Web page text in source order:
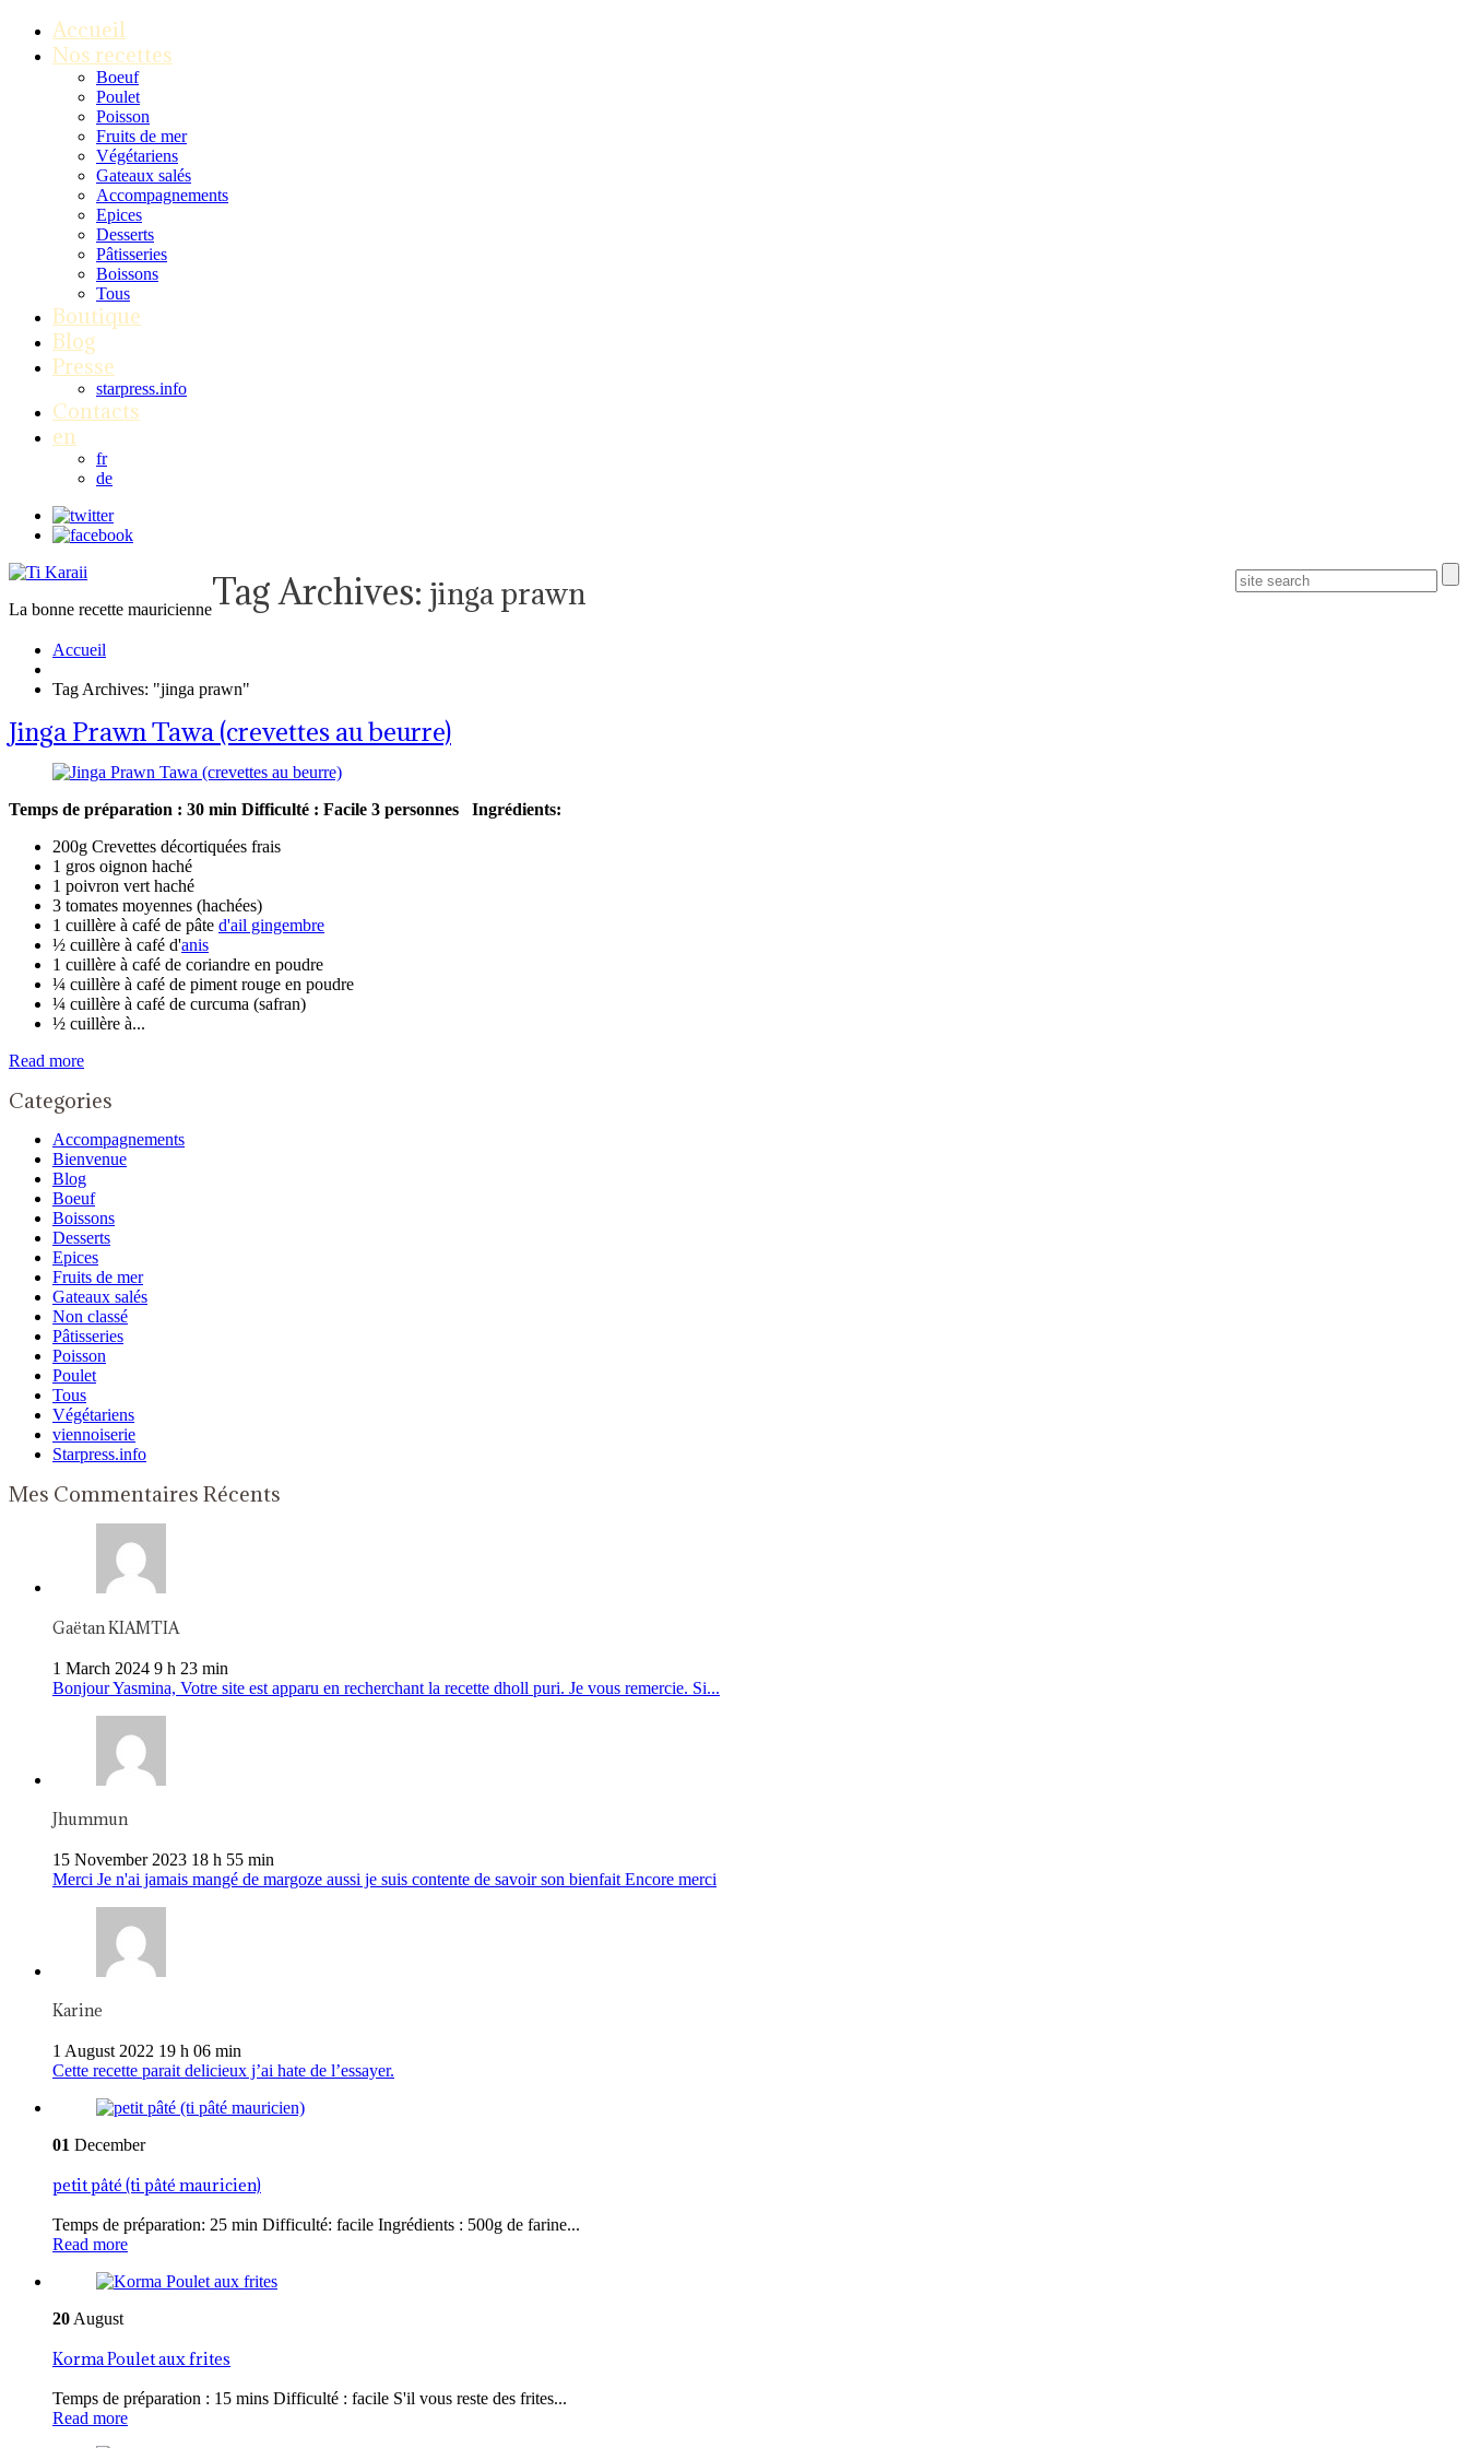
Accueil
Nos recettes
Boeuf
Poulet
Poisson
Fruits de mer
Végétariens
Gateaux salés
Accompagnements
Epices
Desserts
Pâtisseries
Boissons
Tous
Boutique
Blog
Presse
starpress.info
Contacts
en
fr
de
La bonne recette mauricienneTag Archives: jinga prawn
Accueil
Tag Archives: "jinga prawn"
Jinga Prawn Tawa (crevettes au beurre)
Temps de préparation : 30 min Difficulté : Facile 3 personnes
Ingrédients:
200g Crevettes décortiquées frais
1 gros oignon haché
1 poivron vert haché
3 tomates moyennes (hachées)
1 cuillère à café de pâte d'ail gingembre
½ cuillère à café d'anis
1 cuillère à café de coriandre en poudre
¼ cuillère à café de piment rouge en poudre
¼ cuillère à café de curcuma (safran)
½ cuillère à...
Read more
Categories
Accompagnements
Bienvenue
Blog
Boeuf
Boissons
Desserts
Epices
Fruits de mer
Gateaux salés
Non classé
Pâtisseries
Poisson
Poulet
Tous
Végétariens
viennoiserie
Starpress.info
Mes Commentaires Récents
Gaëtan KIAMTIA
1 March 2024 9 h 23 min
Bonjour Yasmina, Votre site est apparu en recherchant la recette dholl puri. Je vous remercie. Si...
Jhummun
15 November 2023 18 h 55 min
Merci Je n'ai jamais mangé de margoze aussi je suis contente de savoir son bienfait Encore merci
Karine
1 August 2022 19 h 06 min
Cette recette parait delicieux j’ai hate de l’essayer.
01 December
petit pâté (ti pâté mauricien)
Temps de préparation: 25 min Difficulté: facile Ingrédients : 500g de farine...
Read more
20 August
Korma Poulet aux frites
Temps de préparation : 15 mins Difficulté : facile S'il vous reste des frites...
Read more